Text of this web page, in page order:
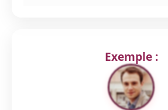
Exemple :